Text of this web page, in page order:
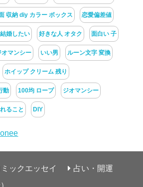
収納 diy カラー ボックス 恋愛偏差値
婚したい 好きな人 オタク 面白い 子
オマンシー いい男 ルーン文字 変換
ホイップ クリーム 残り
動 100均 ロープ ジオマンシー
ること DIY
ミックエッセイ
占い・開運